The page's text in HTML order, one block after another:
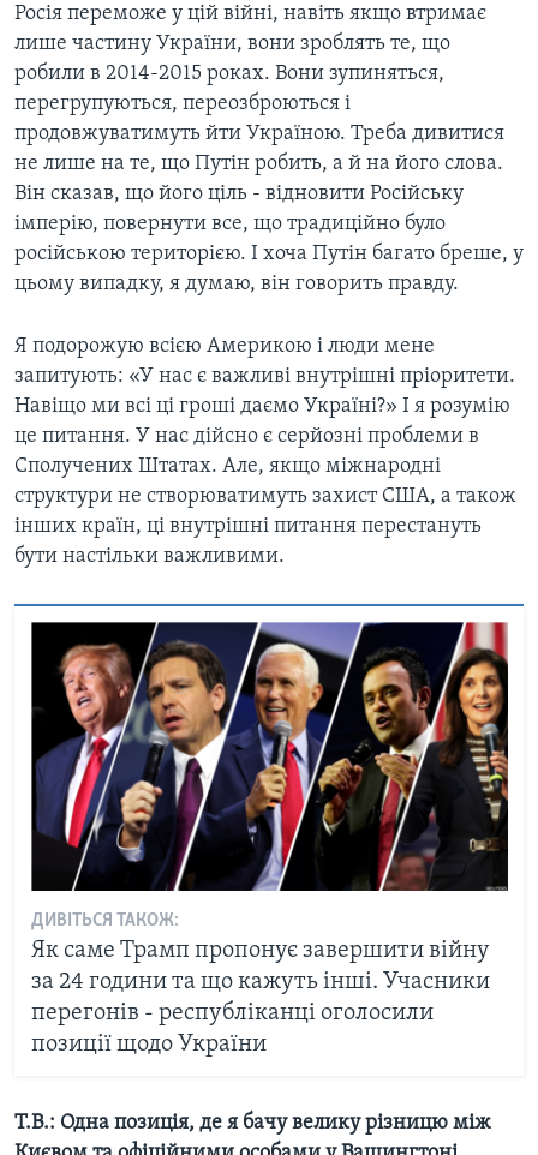
Росія переможе у цій війні, навіть якщо втримає
лише частину України, вони зроблять те, що
робили в 2014-2015 роках. Вони зупиняться,
перегрупуються, переозброються і
продовжуватимуть йти Україною. Треба дивитися
не лише на те, що Путін робить, а й на його слова.
Він сказав, що його ціль - відновити Російську
імперію, повернути все, що традиційно було
російською територією. І хоча Путін багато бреше, у
цьому випадку, я думаю, він говорить правду.
Я подорожую всією Америкою і люди мене
запитують: «У нас є важливі внутрішні пріоритети.
Навіщо ми всі ці гроші даємо Україні?» І я розумію
це питання. У нас дійсно є серйозні проблеми в
Сполучених Штатах. Але, якщо міжнародні
структури не створюватимуть захист США, а також
інших країн, ці внутрішні питання перестануть
бути настільки важливими.
ДИВІТЬСЯ ТАКОЖ:
Як саме Трамп пропонує завершити війну
за 24 години та що кажуть інші. Учасники
перегонів - республіканці оголосили
позиції щодо України
Т.В.: Одна позиція, де я бачу велику різницю між